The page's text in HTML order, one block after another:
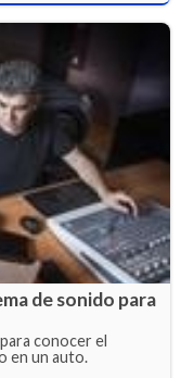
de sonido para
conocer el
en un auto.